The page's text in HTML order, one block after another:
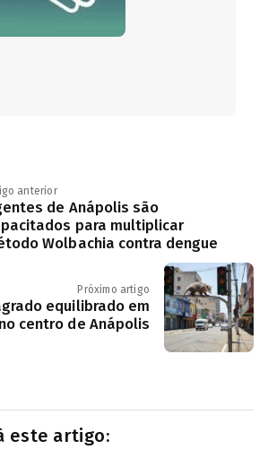
anterior
de Anápolis são
para multiplicar
Wolbachia contra dengue
Próximo artigo
equilibrado em
centro de Anápolis
este artigo: